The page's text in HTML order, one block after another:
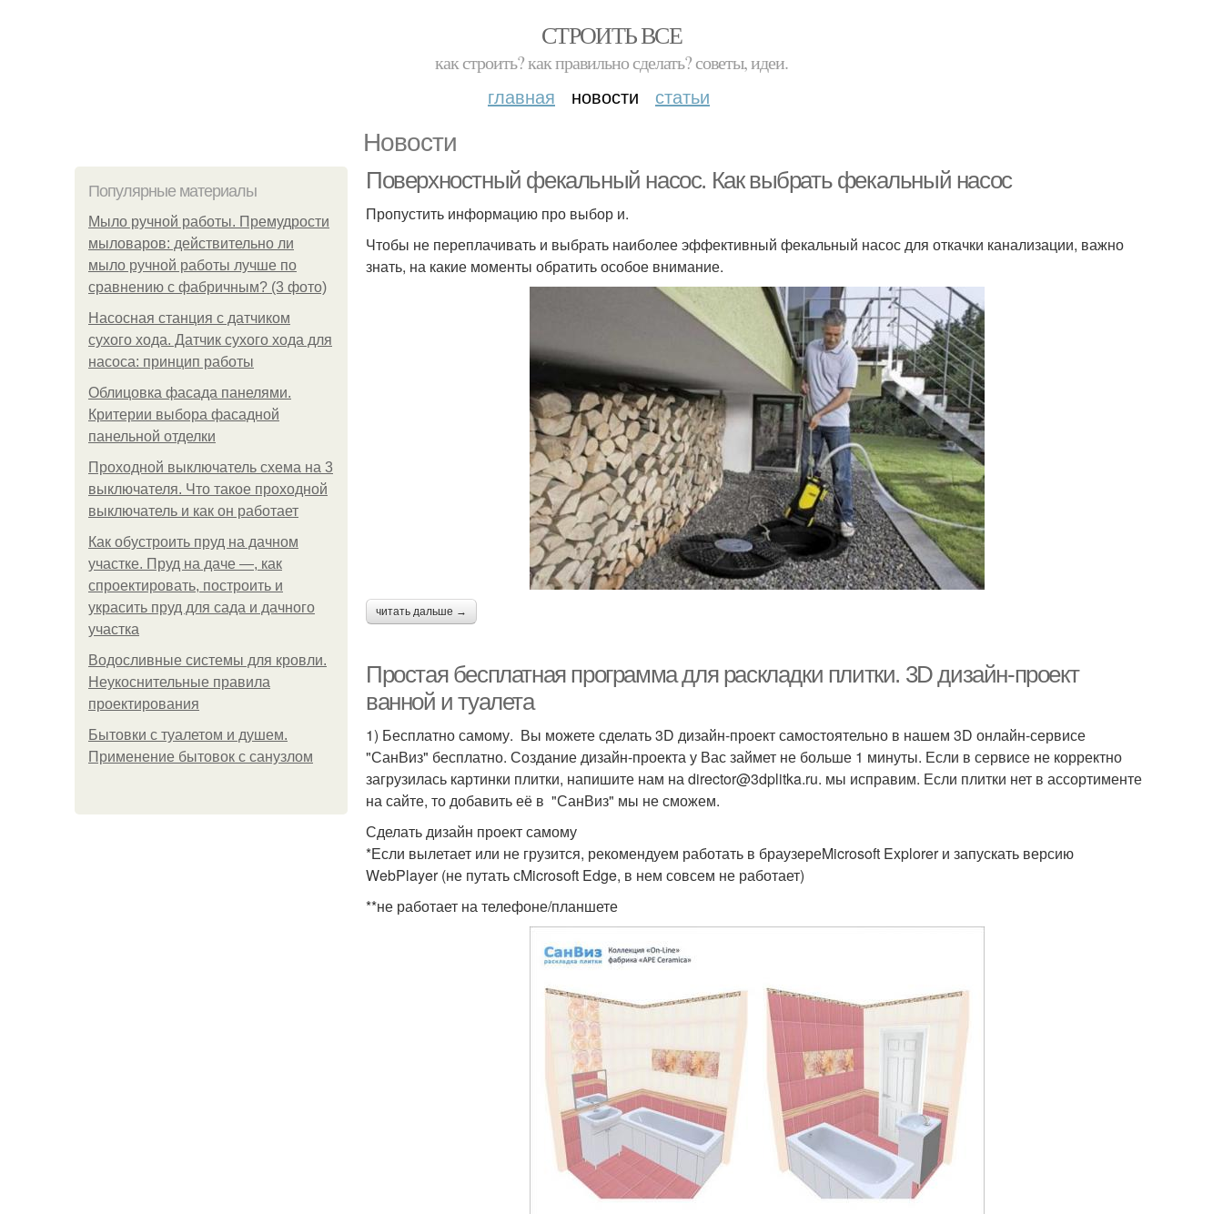
СТРОИТЬ ВСЕ
как строить? как правильно сделать? советы, идеи.
главная новости статьи
Новости
Популярные материалы
Мыло ручной работы. Премудрости
мыловаров: действительно ли
мыло ручной работы лучше по
сравнению с фабричным? (3 фото)
Насосная станция с датчиком
сухого хода. Датчик сухого хода для
насоса: принцип работы
Облицовка фасада панелями.
Критерии выбора фасадной
панельной отделки
Проходной выключатель схема на 3
выключателя. Что такое проходной
выключатель и как он работает
Как обустроить пруд на дачном
участке. Пруд на даче —, как
спроектировать, построить и
украсить пруд для сада и дачного
участка
Водосливные системы для кровли.
Неукоснительные правила
проектирования
Бытовки с туалетом и душем.
Применение бытовок с санузлом
Поверхностный фекальный насос. Как выбрать фекальный насос
Пропустить информацию про выбор и.
Чтобы не переплачивать и выбрать наиболее эффективный фекальный насос для откачки канализации, важно
знать, на какие моменты обратить особое внимание.
читать дальше →
Простая бесплатная программа для раскладки плитки. 3D дизайн-проект
ванной и туалета
1) Бесплатно самому. Вы можете сделать 3D дизайн-проект самостоятельно в нашем 3D онлайн-сервисе
"СанВиз" бесплатно. Создание дизайн-проекта у Вас займет не больше 1 минуты. Если в сервисе не корректно
загрузилась картинки плитки, напишите нам на director@3dplitka.ru. мы исправим. Если плитки нет в ассортименте
на сайте, то добавить её в "СанВиз" мы не сможем.
Сделать дизайн проект самому
*Если вылетает или не грузится, рекомендуем работать в браузереMicrosoft Explorer и запускать версию
WebPlayer (не путать сMicrosoft Edge, в нем совсем не работает)
**не работает на телефоне/планшете